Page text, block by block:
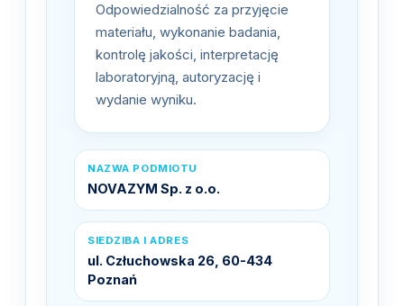
Odpowiedzialność za przyjęcie
materiału, wykonanie badania,
kontrolę jakości, interpretację
laboratoryjną, autoryzację i
wydanie wyniku.
NAZWA PODMIOTU
NOVAZYM Sp. z o.o.
SIEDZIBA I ADRES
ul. Człuchowska 26, 60-434
Poznań